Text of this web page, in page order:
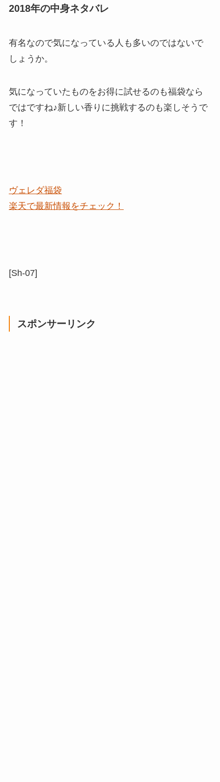
2018年の中身ネタバレ
有名なので気になっている人も多いのではないで
しょうか。
気になっていたものをお得に試せるのも福袋なら
ではですね♪新しい香りに挑戦するのも楽しそうで
す！
ヴェレダ福袋
楽天で最新情報をチェック！
[Sh-07]
スポンサーリンク